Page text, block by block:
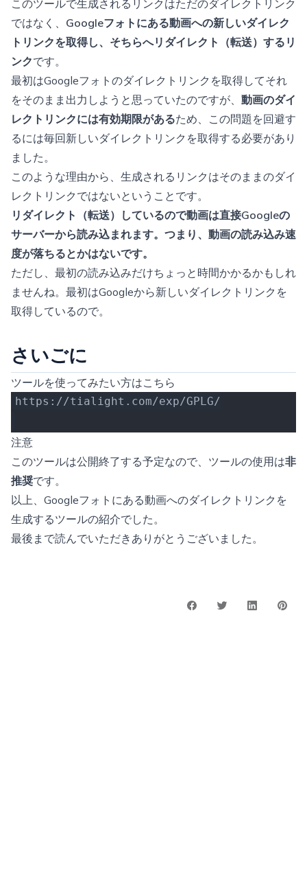
このツールで生成されるリンクはただのダイレクトリンク
ではなく、 Googleフォトにある動画への新しいダイレク
トリンクを取得し、そちらへリダイレクト（転送）するリ
ンクです。
最初はGoogleフォトのダイレクトリンクを取得してそれ
をそのまま出力しようと思っていたのですが、 動画のダイ
レクトリンクには有効期限があるため、この問題を回避す
るには毎回新しいダイレクトリンクを取得する必要があり
ました。
このような理由から、生成されるリンクはそのままのダイ
レクトリンクではないということです。
リダイレクト（転送）しているので動画は直接Googleの
サーバーから読み込まれます。つまり、動画の読み込み速
度が落ちるとかはないです。
ただし、最初の読み込みだけちょっと時間かかるかもしれ
ませんね。最初はGoogleから新しいダイレクトリンクを
取得しているので。
さいごに
ツールを使ってみたい方はこちら
https://tialight.com/exp/GPLG/
注意
このツールは公開終了する予定なので、ツールの使用は非
推奨です。
以上、Googleフォトにある動画へのダイレクトリンクを
生成するツールの紹介でした。
最後まで読んでいただきありがとうございました。